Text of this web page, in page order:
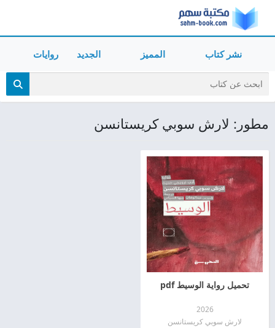
نشر كتاب المميز الجديد روايات
مطور: لارش سوبي كريستانسن
تحميل رواية الوسيط pdf
2026
لارش سوبي كريستانسن